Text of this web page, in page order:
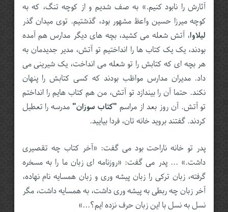
آثارش را نابود کنیم.» به صف شدیم و از کوچه تنگ، که به
کوچه میرزا حسین واعظ مشهور بود، گذشتیم. توی میدان گذر
لیلاوا، آتش شعله می کشید، بچه های دیگر مدارس هم آمده
بودند، یک یک کتاب ها را انداختیم تو آتش، مدیر جدیدمان به
هر بچه ای که کتابش را تو شعله می انداخت، یک شیرینی می
داد. مدیران مدارس مواظب بودند که کسی کتابش را پنهان
نکند. حتما آن را بیندازد تو آتش، من هم کتاب هایم را انداختم
تو آتش. آن روز بعد از مراسم "کتاب سوزان" مدرسه را تعطیل
کردند. گفتند بروید خانه تان، فردا بیایید.
پدر تو خانه ناراحت بود می گفت: «آخر کتاب چه تقصیری
داشت.» ... پدر می گفت: «روزنامه ای زبان ما را به مسخره
گرفته، زبان ترکی را زبان پیشه وری و زبان همسایه نام نهاده،
آخر زبان چه ربطی به پیشه وری داشت، به همسایه داشت، مگر
نسل به نسل با این زبان حرف نزده ایم؟...»